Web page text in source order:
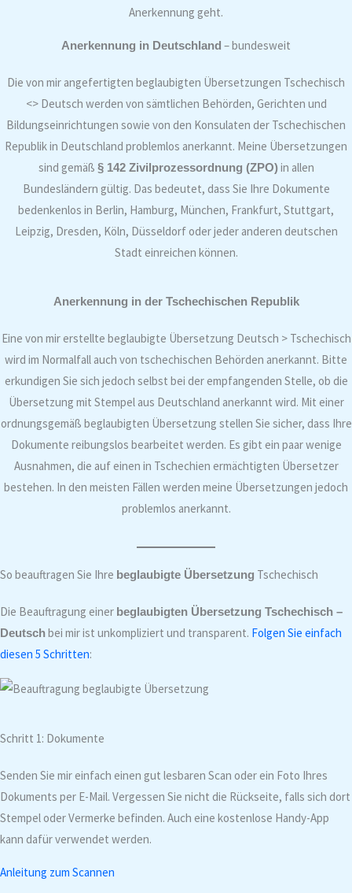
Anerkennung geht.
Anerkennung in Deutschland – bundesweit
Die von mir angefertigten beglaubigten Übersetzungen Tschechisch
<> Deutsch werden von sämtlichen Behörden, Gerichten und
Bildungseinrichtungen sowie von den Konsulaten der Tschechischen
Republik in Deutschland problemlos anerkannt. Meine Übersetzungen
sind gemäß § 142 Zivilprozessordnung (ZPO)in allen
Bundesländern gültig. Das bedeutet, dass Sie Ihre Dokumente
bedenkenlos in Berlin, Hamburg, München, Frankfurt, Stuttgart,
Leipzig, Dresden, Köln, Düsseldorf oder jeder anderen deutschen
Stadt einreichen können.
Anerkennung in der Tschechischen Republik
Eine von mir erstellte beglaubigte Übersetzung Deutsch > Tschechisch
wird im Normalfall auch von tschechischen Behörden anerkannt. Bitte
erkundigen Sie sich jedoch selbst bei der empfangenden Stelle, ob die
Übersetzung mit Stempel aus Deutschland anerkannt wird. Mit einer
ordnungsgemäß beglaubigten Übersetzung stellen Sie sicher, dass Ihre
Dokumente reibungslos bearbeitet werden. Es gibt ein paar wenige
Ausnahmen, die auf einen in Tschechien ermächtigten Übersetzer
bestehen. In den meisten Fällen werden meine Übersetzungen jedoch
problemlos anerkannt.
So beauftragen Sie Ihre beglaubigte Übersetzung Tschechisch
Die Beauftragung einer beglaubigten Übersetzung Tschechisch –
Deutschbei mir ist unkompliziert und transparent. Folgen Sie einfach
diesen 5 Schritten:
Schritt 1: Dokumente
Senden Sie mir einfach einen gut lesbaren Scan oder ein Foto Ihres
Dokuments per E-Mail. Vergessen Sie nicht die Rückseite, falls sich dort
Stempel oder Vermerke befinden. Auch eine kostenlose Handy-App
kann dafür verwendet werden.
Anleitung zum Scannen